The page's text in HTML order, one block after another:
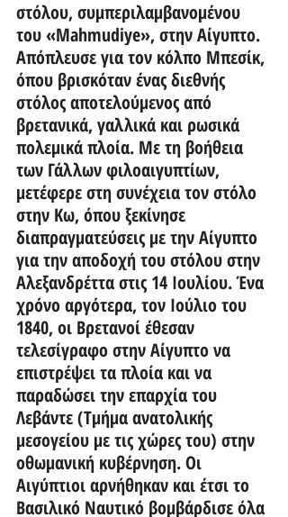
στόλου, συμπεριλαμβανομένου
του «Mahmudiye», στην Αίγυπτο.
Απόπλευσε για τον κόλπο Μπεσίκ,
όπου βρισκόταν ένας διεθνής
στόλος αποτελούμενος από
βρετανικά, γαλλικά και ρωσικά
πολεμικά πλοία. Με τη βοήθεια
των Γάλλων φιλοαιγυπτίων,
μετέφερε στη συνέχεια τον στόλο
στην Κω, όπου ξεκίνησε
διαπραγματεύσεις με την Αίγυπτο
για την αποδοχή του στόλου στην
Αλεξανδρέττα στις 14 Ιουλίου. Ένα
χρόνο αργότερα, τον Ιούλιο του
1840, οι Βρετανοί έθεσαν
τελεσίγραφο στην Αίγυπτο να
επιστρέψει τα πλοία και να
παραδώσει την επαρχία του
Λεβάντε (Τμήμα ανατολικής
μεσογείου με τις χώρες του) στην
οθωμανική κυβέρνηση. Οι
Αιγύπτιοι αρνήθηκαν και έτσι το
Βασιλικό Ναυτικό βομβάρδισε όλα